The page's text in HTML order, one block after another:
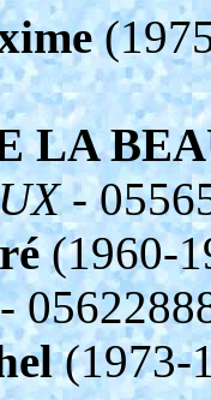
LA
-
(1960-
(1973-